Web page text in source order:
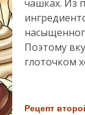
чашках. Из
Поэтому
глоточком
Рецепт